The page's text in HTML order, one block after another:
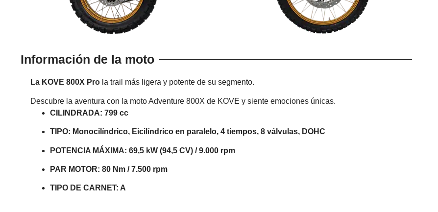
Información de la moto
La KOVE 800X Pro la trail más ligera y potente de su segmento.
Descubre la aventura con la moto Adventure 800X de KOVE y siente emociones únicas.
CILINDRADA: 799 cc
TIPO: Monocilíndrico, Eicilíndrico en paralelo, 4 tiempos, 8 válvulas, DOHC
POTENCIA MÁXIMA: 69,5 kW (94,5 CV) / 9.000 rpm
PAR MOTOR: 80 Nm / 7.500 rpm
TIPO DE CARNET: A